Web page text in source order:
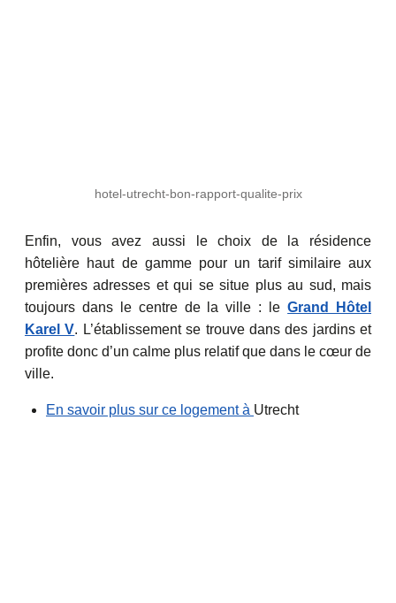
hotel-utrecht-bon-rapport-qualite-prix
Enfin, vous avez aussi le choix de la résidence
hôtelière haut de gamme pour un tarif similaire aux
premières adresses et qui se situe plus au sud, mais
toujours dans le centre de la ville : leGrand Hôtel
Karel V. L’établissement se trouve dans des jardins et
profite donc d’un calme plus relatif que dans le cœur de
ville.
En savoir plus sur ce logement à Utrecht